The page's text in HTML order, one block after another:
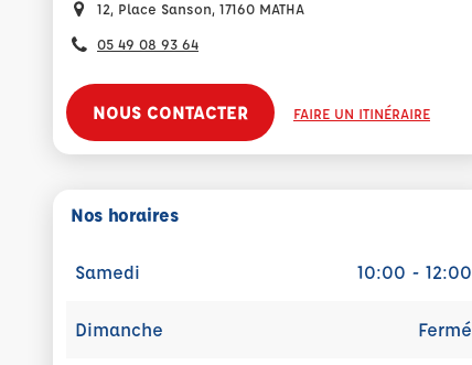
12, Place Sanson, 17160 MATHA
05 49 08 93 64
NOUS CONTACTER FAIRE UN ITINÉRAIRE
Nos horaires
Samedi 10:00 - 12:00
Dimanche Fermé